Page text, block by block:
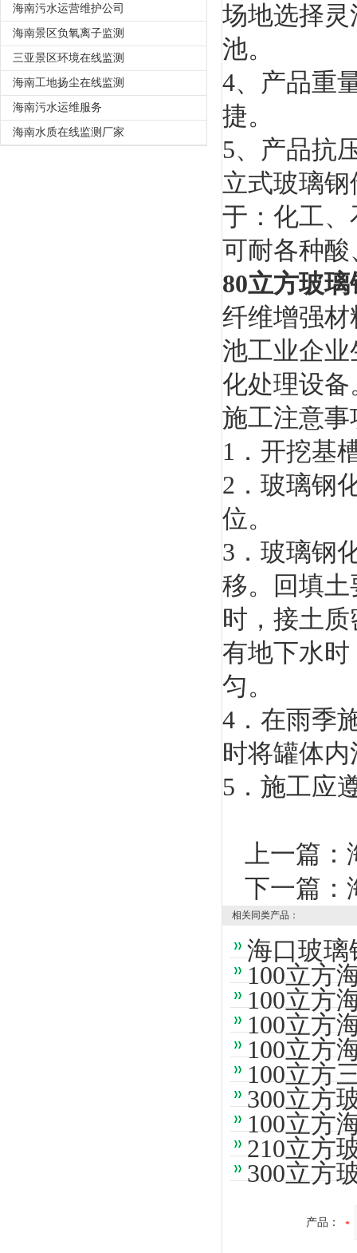
海南污水运营维护公司
海南景区负氧离子监测
三亚景区环境在线监测
海南工地扬尘在线监测
海南污水运维服务
海南水质在线监测厂家
场地选择
池。
4、产品重
捷。
5、产品抗
立式玻璃
于：化工
可耐各种
80立方玻
纤维增强
池工业企
化处理设备
施工注意事
1．开挖基
2．玻璃钢
位。
3．玻璃钢
移。回填
时，接土
有地下水
匀。
4．在雨季
时将罐体
5．施工应
上一篇：
下一篇：
相关同类产品：
海口玻璃
100立方
100立方
100立方
100立方
100立方
300立方
100立方
210立方
300立方
产品：